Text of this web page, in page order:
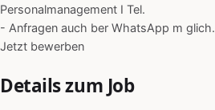
Personalmanagement I Tel.
- Anfragen auch ber WhatsApp m glich.
Jetzt bewerben
Details zum Job